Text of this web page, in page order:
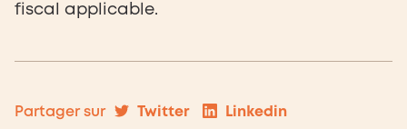
fiscal applicable.
Partager sur Twitter Linkedin